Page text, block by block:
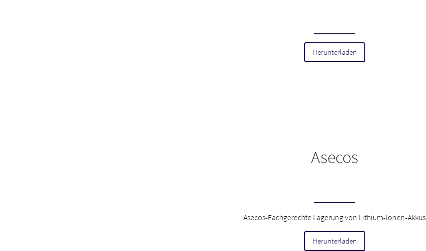
Herunterladen
Asecos
Asecos-Fachgerechte Lagerung von Lithium-Ionen-Akkus
Herunterladen